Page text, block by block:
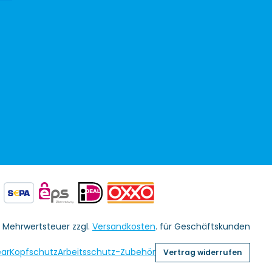
Mehrwertsteuer zzgl. Versandkosten. für Geschäftskunden
KopfschutzArbeitsschutz-Zubehör Vertrag widerrufen